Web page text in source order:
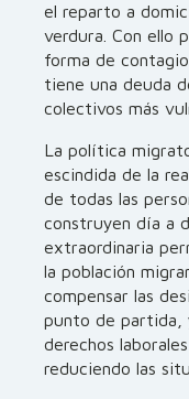
el reparto a
verdura. Con ello
forma de
tiene una deuda
colectivos más
La política
escindida de la
de todas las
construyen día a
extraordinaria
la población
compensar las
punto de partida,
derechos
reduciendo las